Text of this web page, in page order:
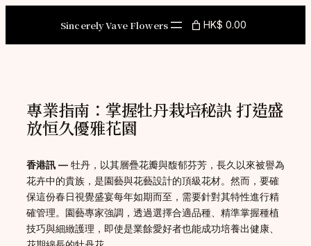
Sincerely Vave Flowers HK$ 0.00
專業指南：掌握牡丹栽培秘訣 打造盛
放恒久優雅花園
香港訊 — 牡丹，以其層疊花瓣與馥郁芬芳，長久以來被譽為
花卉中的貴族，是園藝與花藝設計的頂級花材。然而，要確
保這份春日視覺盛宴每年如期而至，需要針對其特性進行精
確管理。園藝專家強調，透過選擇合適品種、精準掌握種植
技巧與細緻護理，即使是業餘愛好者也能成功培養出健康、